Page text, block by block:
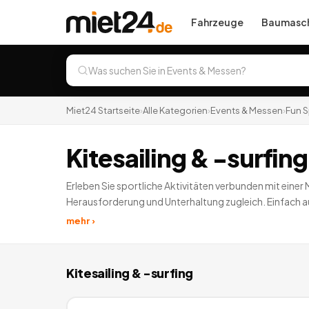
Fahrzeuge
Miet24 Startseite›Alle Kategorien›Events & Messen›Fun
Kitesailing & -
Erleben Sie sportliche Aktivitäten verbunden mit
Herausforderung und Unterhaltung zugleich. Einfach
Challenge und zeigen Sie Ihren Mitstreitern, wer der
mehr ›
Kitesailing & -surfing